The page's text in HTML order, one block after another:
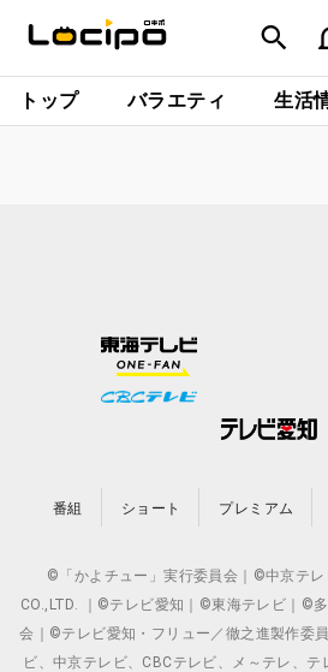
トップ バラエティ 生活
番組 ショート プレミアム
©「かよチュー」実行委員会｜©中京テレ
CO.,LTD. ｜©テレビ愛知｜©東海テレビ｜©
会｜©テレビ愛知・フリュー／徹之進製作委
ビ、中京テレビ、CBCテレビ、メ～テレ、